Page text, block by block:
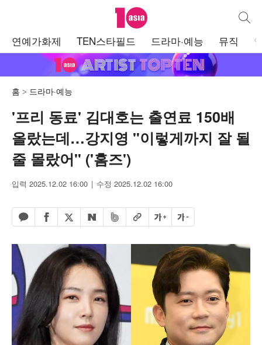
텐아시아 통합
연예가화제 TEN스타필드 드라마·예능 뮤직
홈 드라마·예능
'프리 동료' 김대호는 출연료 150배
올랐는데…강지영 "이렇게까지 잘 될
줄 몰랐어" ('홈즈')
입력 2025.12.02 16:00 수정 2025.12.02 16:00
카카오톡 공유하기
페이스북 공유하기
엑스 공유하기
네이버 공유하기
밴드 공유하기
URL복사글자 크게글자 작게